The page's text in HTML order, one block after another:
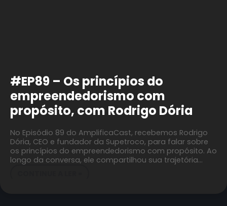
#EP89 – Os princípios do
empreendedorismo com
propósito, com Rodrigo Dória
No Episódio 89 do AmplificaCast, recebemos Rodrigo
Dória, CEO e fundador da Supetroco, para falar sobre
os princípios do empreendedorismo com propósito. Ao
longo da conversa, ele compartilhou sua trajetória…